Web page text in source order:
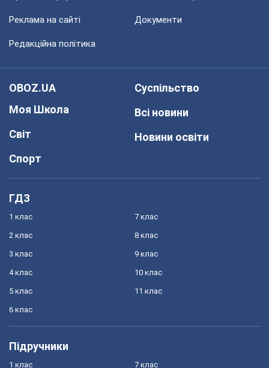
Реклама на сайті Документи
Редакційна політика
OBOZ.UA
Моя Школа
Світ
Спорт
Суспільство
Всі новини
Новини освіти
ГДЗ
1 клас
2 клас
3 клас
4 клас
5 клас
6 клас
7 клас
8 клас
9 клас
10 клас
11 клас
Підручники
1 клас 7 клас